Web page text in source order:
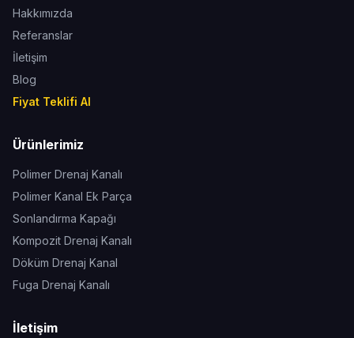
Hakkımızda
Referanslar
İletişim
Blog
Fiyat Teklifi Al
Ürünlerimiz
Polimer Drenaj Kanalı
Polimer Kanal Ek Parça
Sonlandırma Kapağı
Kompozit Drenaj Kanalı
Döküm Drenaj Kanal
Fuga Drenaj Kanalı
İletişim